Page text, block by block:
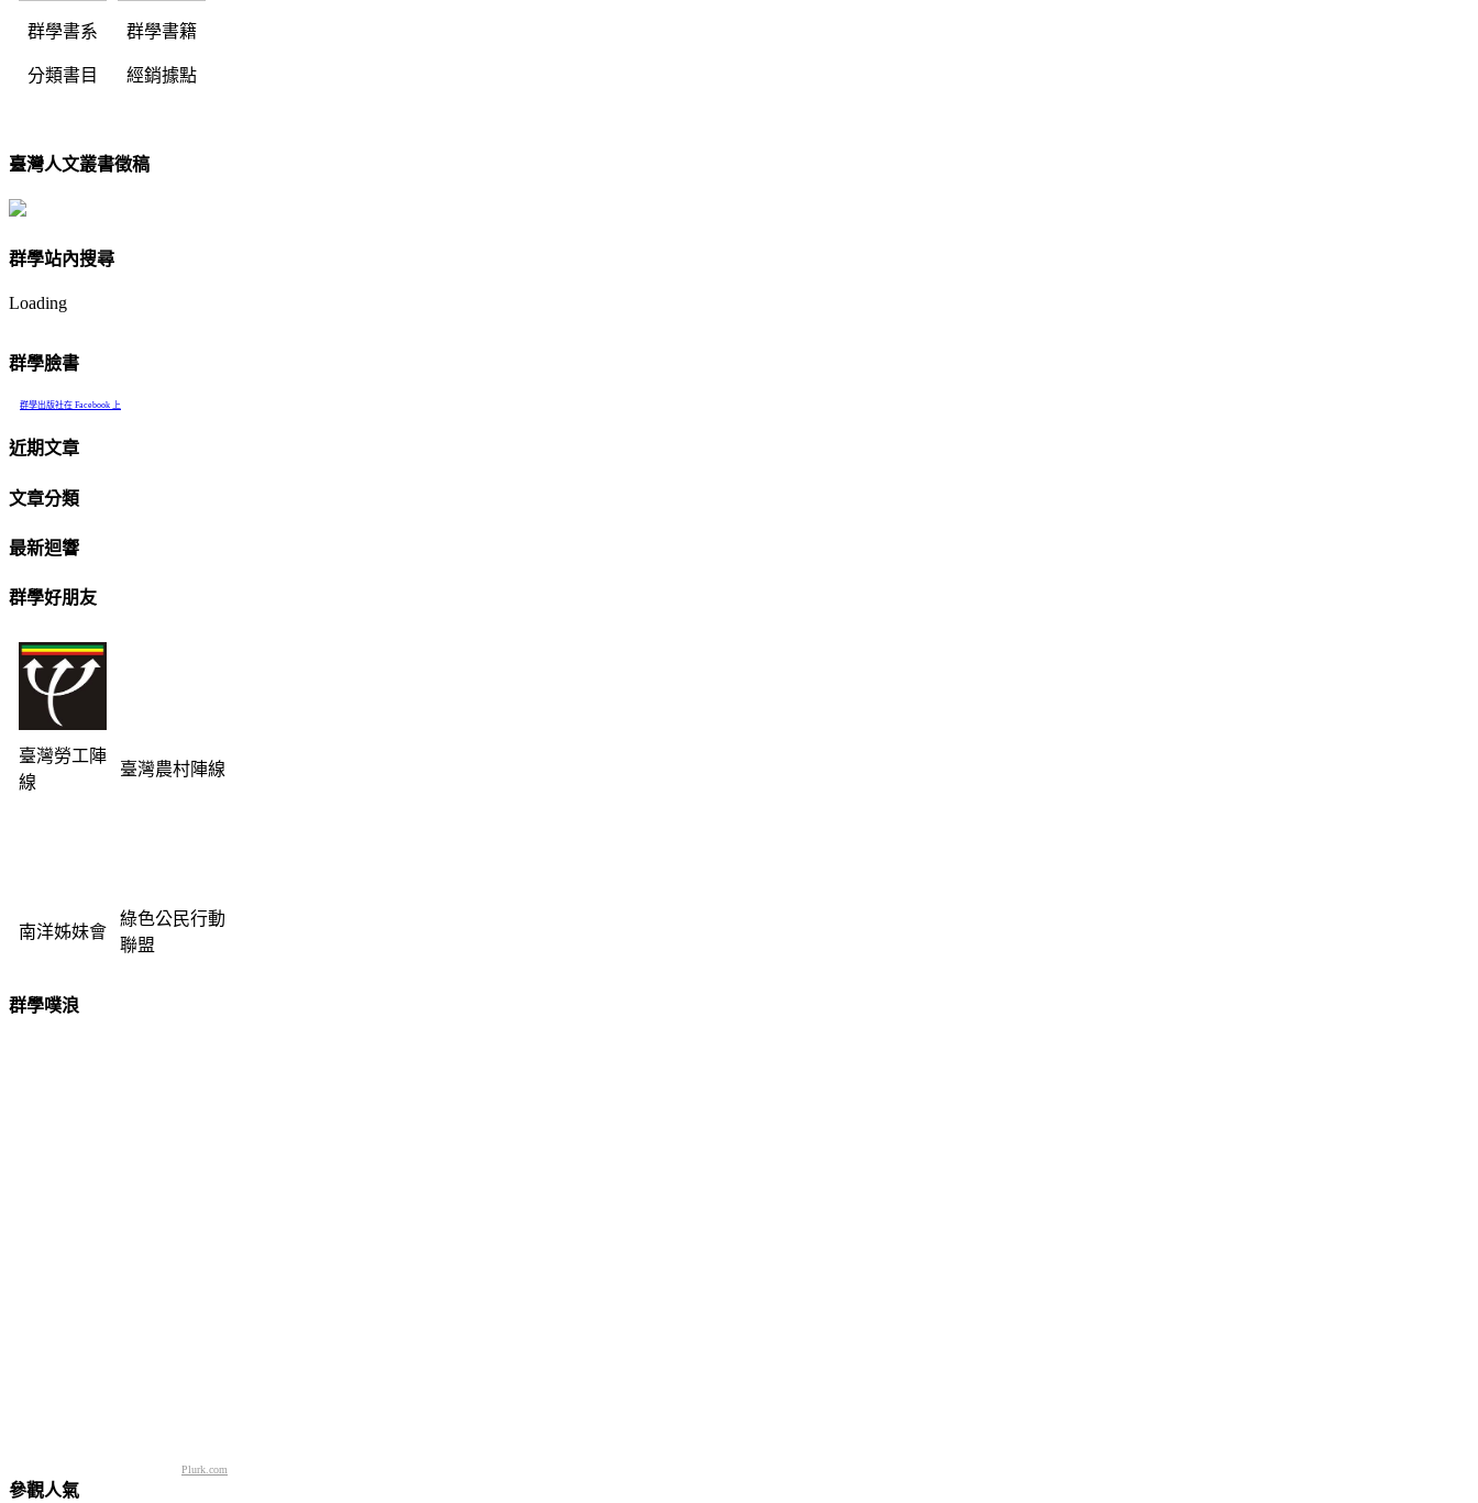
群學書系
分類書目
群學書籍
經銷據點
臺灣人文叢書徵稿
群學站內搜尋
Loading
群學臉書
群學出版社在 Facebook 上
近期文章
文章分類
最新迴響
群學好朋友
臺灣勞工陣
線
臺灣農村陣線
南洋姊妹會
綠色公民行動
聯盟
群學噗浪
Plurk.com
參觀人氣